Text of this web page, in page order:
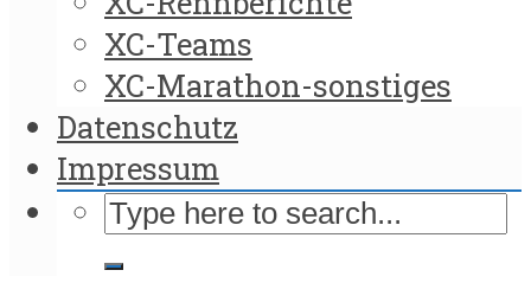
XC-Teams
XC-Marathon-sonstiges
Datenschutz
Impressum